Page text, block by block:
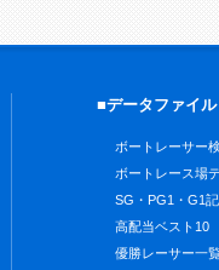
■データファイル
ボートレーサー
ボートレース場
SG・PG1・G1
高配当ベスト10
優勝レーサー一